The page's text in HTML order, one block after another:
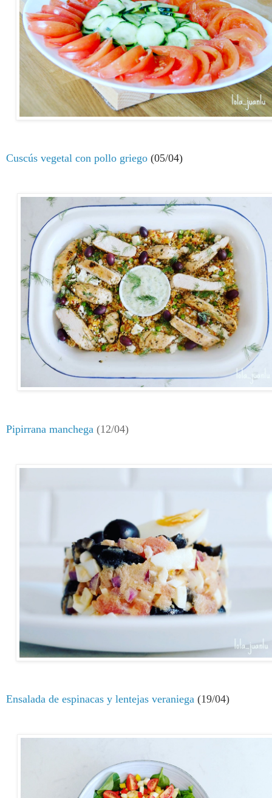
Cuscús vegetal con pollo griego (05/04)
Pipirrana manchega (12/04)
Ensalada de espinacas y lentejas veraniega (19/04)